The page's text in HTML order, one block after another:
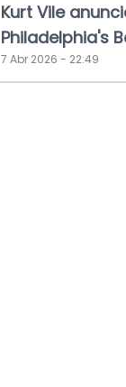
Kurt Vile
Philadelphia's
7 Abr 2026 - 22:49